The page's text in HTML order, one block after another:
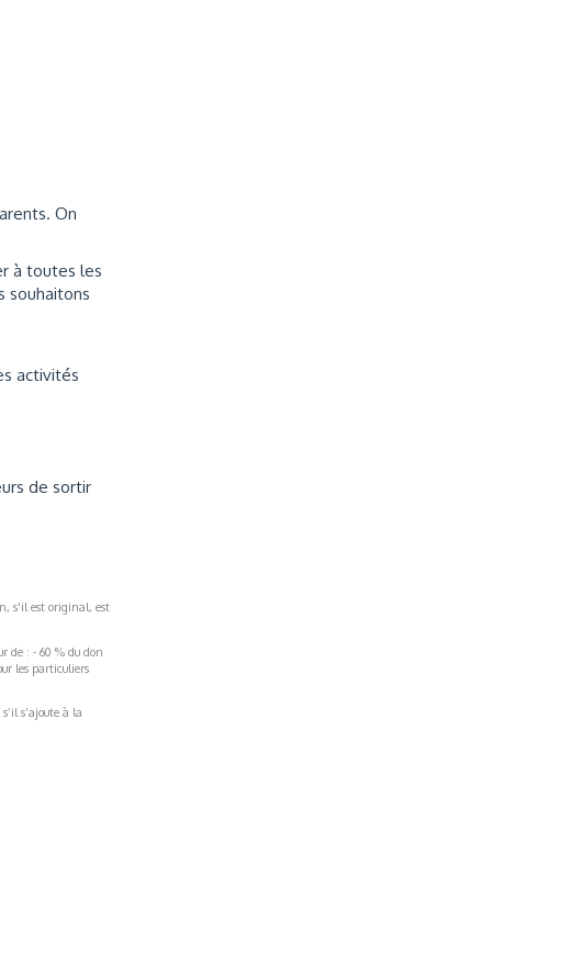
On
à toutes les
souhaitons
activités
de sortir
s'il est original, est
de : - 60 % du don
les particuliers
s’ajoute à la